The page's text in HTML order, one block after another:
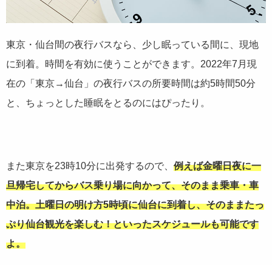
東京・仙台間の夜行バスなら、少し眠っている間に、現地
に到着。時間を有効に使うことができます。2022年7月現
在の「東京→仙台」の夜行バスの所要時間は約5時間50分
と、ちょっとした睡眠をとるのにはぴったり。
また東京を23時10分に出発するので、 例えば金曜日夜に一
旦帰宅してからバス乗り場に向かって、そのまま乗車・車
中泊。土曜日の明け方5時頃に仙台に到着し、そのままたっ
ぷり仙台観光を楽しむ！といったスケジュールも可能です
よ。